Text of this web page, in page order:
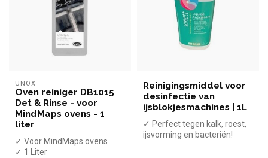
UNOX
Oven reiniger DB1015
Det & Rinse - voor
MindMaps ovens - 1
liter
✓ Voor MindMaps ovens
✓ 1 Liter
Reinigingsmiddel voor
desinfectie van
ijsblokjesmachines | 1L
✓ Perfect tegen kalk, roest,
ijsvorming en bacteriën!